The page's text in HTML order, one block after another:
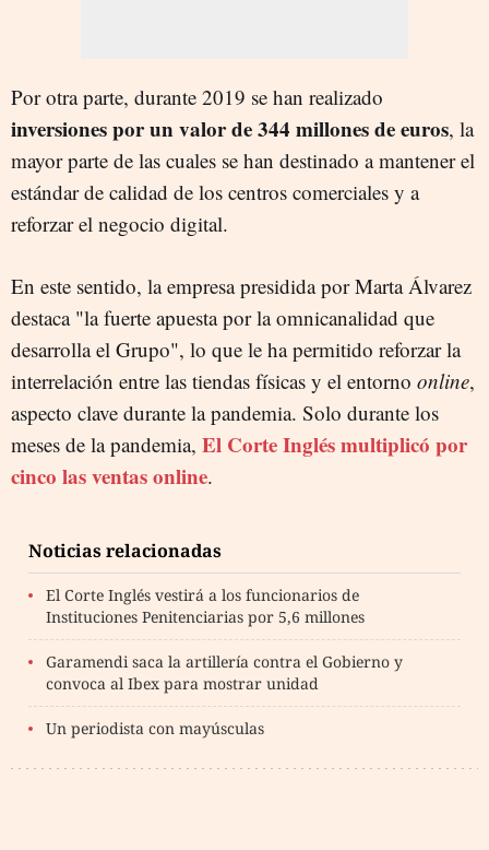
Por otra parte, durante 2019 se han realizado
inversiones por un valor de 344 millones de euros, la
mayor parte de las cuales se han destinado a mantener el
estándar de calidad de los centros comerciales y a
reforzar el negocio digital.
En este sentido, la empresa presidida por Marta Álvarez
destaca "la fuerte apuesta por la omnicanalidad que
desarrolla el Grupo", lo que le ha permitido reforzar la
interrelación entre las tiendas físicas y el entorno online,
aspecto clave durante la pandemia. Solo durante los
meses de la pandemia, El Corte Inglés multiplicó por
cinco las ventas online.
Noticias relacionadas
El Corte Inglés vestirá a los funcionarios de
Instituciones Penitenciarias por 5,6 millones
Garamendi saca la artillería contra el Gobierno y
convoca al Ibex para mostrar unidad
Un periodista con mayúsculas